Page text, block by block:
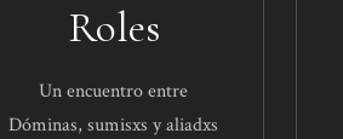
Roles​
Un encuentro entre
Dóminas, sumisxs y aliadxs